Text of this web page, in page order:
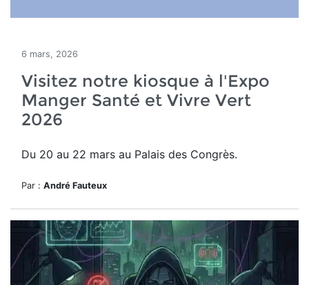
6 mars, 2026
Visitez notre kiosque à l'Expo
Manger Santé et Vivre Vert
2026
Du 20 au 22 mars au Palais des Congrès.
Par : André Fauteux